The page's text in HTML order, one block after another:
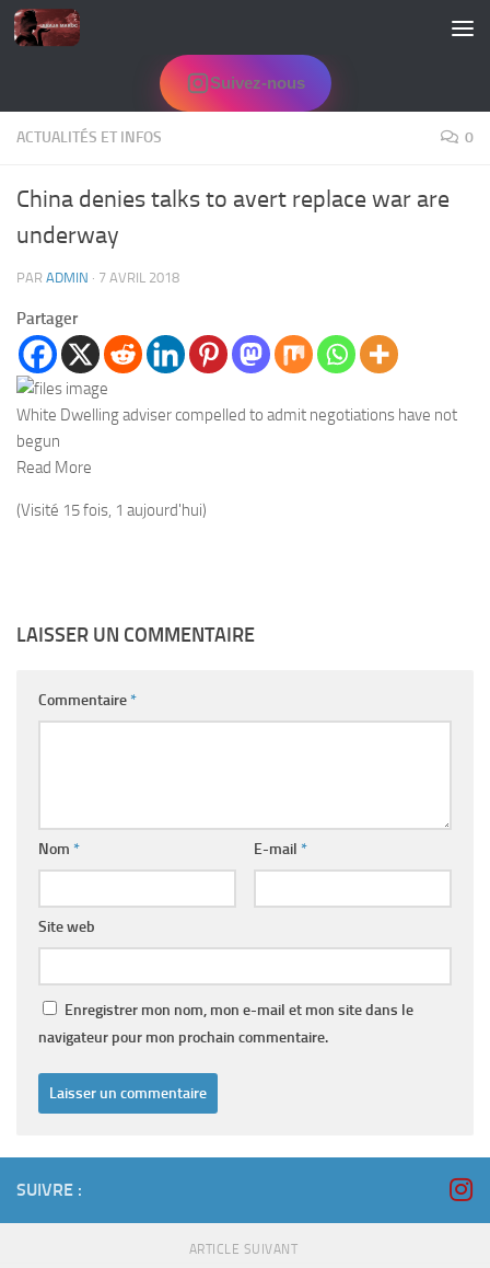
Skip to content
Suivez-nous
ACTUALITÉS ET INFOS 0
China denies talks to avert replace war are
underway
PAR ADMIN · 7 AVRIL 2018
Partager
White Dwelling adviser compelled to admit negotiations have not
begun
Read More
(Visité 15 fois, 1 aujourd'hui)
LAISSER UN COMMENTAIRE
Commentaire*
Nom * E-mail *
Site web
Enregistrer mon nom, mon e-mail et mon site dans le
navigateur pour mon prochain commentaire.
SUIVRE :
ARTICLE SUIVANT